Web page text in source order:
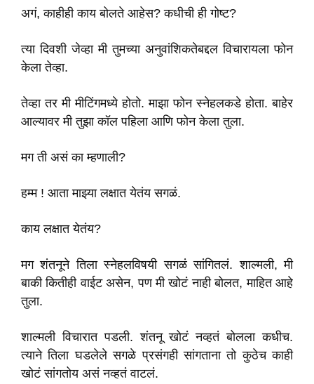
अगं, काहीही काय बोलते आहेस? कधीची ही गोष्ट?
त्या दिवशी जेव्हा मी तुमच्या अनुवांशिकतेबद्दल विचारायला फोन
केला तेव्हा.
तेव्हा तर मी मीटिंगमध्ये होतो. माझा फोन स्नेहलकडे होता. बाहेर
आल्यावर मी तुझा कॉल पहिला आणि फोन केला तुला.
मग ती असं का म्हणाली?
हम्म ! आता माझ्या लक्षात येतंय सगळं.
काय लक्षात येतंय?
मग शंतनूने तिला स्नेहलविषयी सगळं सांगितलं. शाल्मली, मी
बाकी कितीही वाईट असेन, पण मी खोटं नाही बोलत, माहित आहे
तुला.
शाल्मली विचारात पडली. शंतनू खोटं नव्हतं बोलला कधीच.
त्याने तिला घडलेले सगळे प्रसंगही सांगताना तो कुठेच काही
खोटं सांगतोय असं नव्हतं वाटलं.